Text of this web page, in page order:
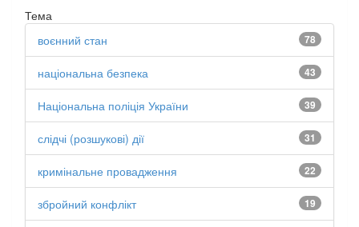
Тема
78
воєнний стан
43
національна безпека
39
Національна поліція України
31
слідчі (розшукові) дії
22
кримінальне провадження
19
збройний конфлікт